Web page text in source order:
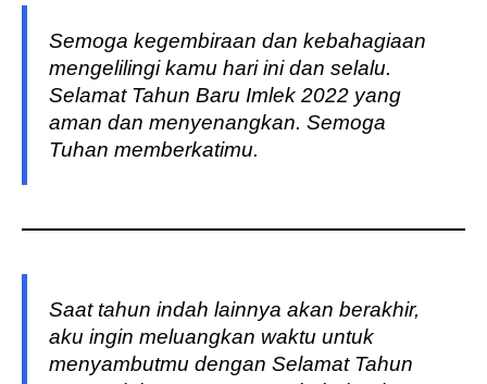
Semoga kegembiraan dan kebahagiaan
mengelilingi kamu hari ini dan selalu.
Selamat Tahun Baru Imlek 2022 yang
aman dan menyenangkan. Semoga
Tuhan memberkatimu.
Saat tahun indah lainnya akan berakhir,
aku ingin meluangkan waktu untuk
menyambutmu dengan Selamat Tahun